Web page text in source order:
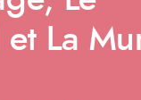
La